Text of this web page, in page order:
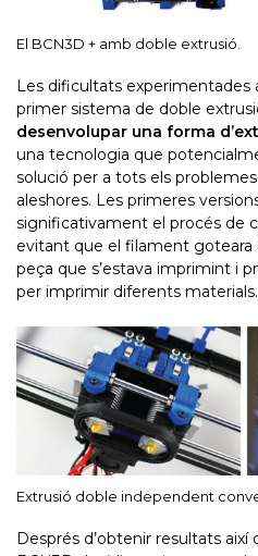
El BCN3D + amb doble extrusió.
Les dificultats experimentades
primer sistema de doble
desenvolupar una forma
una tecnologia que
solució per a tots els
aleshores. Les primeres
significativament el procés de
evitant que el filament goteara
peça que s’estava imprimint i
per imprimir diferents materials.
Extrusió doble independent
Després d’obtenir resultats així